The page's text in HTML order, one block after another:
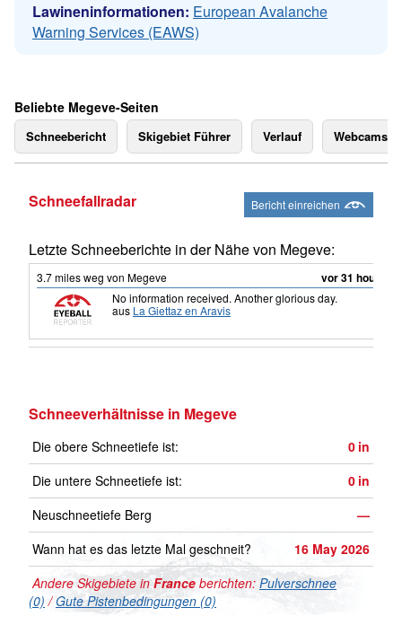
Lawineninformationen: European Avalanche
Warning Services (EAWS)
Beliebte Megeve-Seiten
Schneebericht Skigebiet Führer Verlauf Webcams
Schneefallradar Bericht einreichen
Letzte Schneeberichte in der Nähe von Megeve:
3.7milesweg von Megeve vor 31 hour
No information received. Another glorious day.
aus La Giettaz en Aravis
Schneeverhältnisse in Megeve
Die obere Schneetiefe ist: 0 in
Die untere Schneetiefe ist:
0 in
Neuschneetiefe Berg
—
Wann hat es das letzte Mal geschneit?
16 May 2026
Andere Skigebiete inFrance berichten: Pulverschnee
(0) /Gute Pistenbedingungen (0)